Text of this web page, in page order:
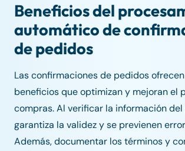
Beneficios del
automático de
de pedidos
Las confirmaciones de pedidos
beneficios que optimizan y mejoran el
compras. Al verificar la información
garantiza la validez y se previenen
Además, documentar los términos y